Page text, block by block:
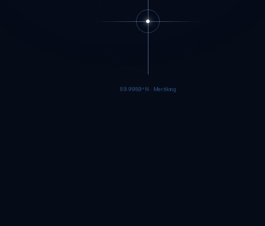
89.9986°N · Meritking